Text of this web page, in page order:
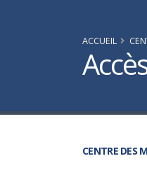
ACCUEIL
CENTRE DES